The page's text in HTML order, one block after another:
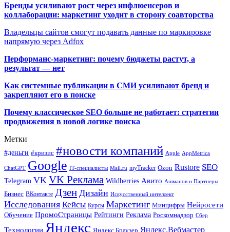
Бренды усиливают рост через инфлюенсеров и
коллаборации: маркетинг уходит в сторону соавторства
Владельцы сайтов смогут подавать данные по маркировке
напрямую через Adfox
Перформанс-маркетинг: почему бюджеты растут, а
результат — нет
Как системные публикации в СМИ усиливают бренд и
закрепляют его в поиске
Почему классическое SEO больше не работает: стратегии
продвижения в новой логике поиска
Метки
#деньги #кризис #новости компаний Apple AppMetrica
ChatGPT Google IT-специалисты Mail.ru myTracker Ozon Rustore SEO
Telegram VK VK Реклама Wildberries Авито Ашманов и Партнеры
Бизнес ВКонтакте Дзен Дизайн Искусственный интеллект
Исследования Кейсы Курсы Маркетинг Минцифры Нейросети
Обучение ПромоСтраницы Рейтинги Реклама Роскомнадзор Сбер
Технологии Яндекс Яндекс.Браузер Яндекс.Вебмастер